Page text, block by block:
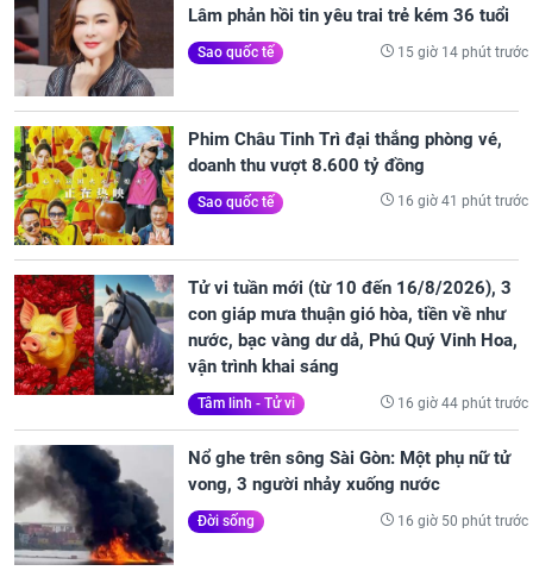
Lâm phản hồi tin yêu trai trẻ kém 36 tuổi
Sao quốc tế 15 giờ 14 phút trước
Phim Châu Tinh Trì đại thắng phòng vé,
doanh thu vượt 8.600 tỷ đồng
Sao quốc tế 16 giờ 41 phút trước
Tử vi tuần mới (từ 10 đến 16/8/2026), 3
con giáp mưa thuận gió hòa, tiền về như
nước, bạc vàng dư dả, Phú Quý Vinh Hoa,
vận trình khai sáng
Tâm linh - Tử vi 16 giờ 44 phút trước
Nổ ghe trên sông Sài Gòn: Một phụ nữ tử
vong, 3 người nhảy xuống nước
Đời sống 16 giờ 50 phút trước